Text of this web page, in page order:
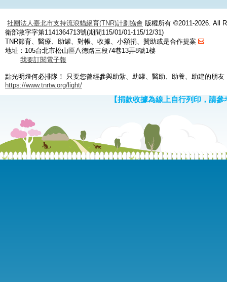
社團法人臺北市支持流浪貓絕育(TNR)計劃協會 版權所有 ©2011-2026. All
衛部救字字第1141364713號(期間115/01/01-115/12/31)
TNR節育、醫療、助罐、對帳、收據、小額捐、贊助或是合作提案
地址：105台北市松山區八德路三段74巷13弄8號1樓
我要訂閱電子報
點光明燈何必排隊！ 只要您曾經參與助紮、助罐、醫助、助養、助建的朋
https://www.tnrtw.org/light/
【捐款收據為線上自行列印，請參